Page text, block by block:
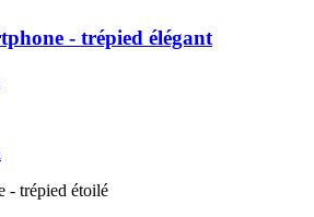
- trépied élégant
- trépied étoilé